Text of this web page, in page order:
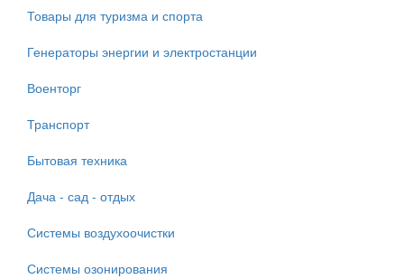
Товары для туризма и спорта
Генераторы энергии и электростанции
Военторг
Транспорт
Бытовая техника
Дача - сад - отдых
Системы воздухоочистки
Системы озонирования